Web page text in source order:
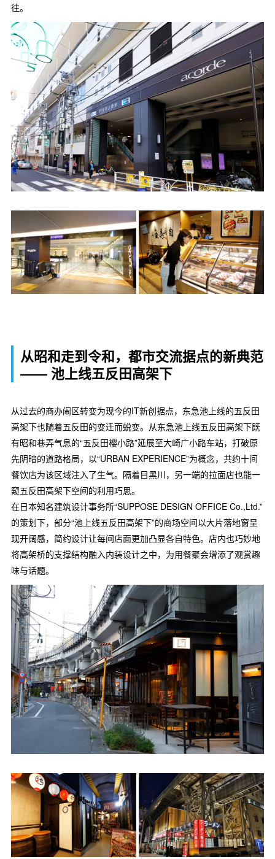
往。
从昭和走到令和，都市交流据点的新典范
―― 池上线五反田高架下
从过去的商办闹区转变为现今的IT新创据点，东急池上线的五反田
高架下也随着五反田的变迁而蜕变。从东急池上线五反田高架下既
有昭和巷弄气息的“五反田樱小路”延展至大崎广小路车站，打破原
先阴暗的道路格局，以“URBAN EXPERIENCE”为概念，共约十间
餐饮店为该区域注入了生气。隔着目黑川，另一端的拉面店也能一
窥五反田高架下空间的利用巧思。
在日本知名建筑设计事务所“SUPPOSE DESIGN OFFICE Co.,Ltd.”
的策划下，部分“池上线五反田高架下”的商场空间以大片落地窗呈
现开阔感，简约设计让每间店面更加凸显各自特色。店内也巧妙地
将高架桥的支撑结构融入内装设计之中，为用餐聚会增添了观赏趣
味与话题。